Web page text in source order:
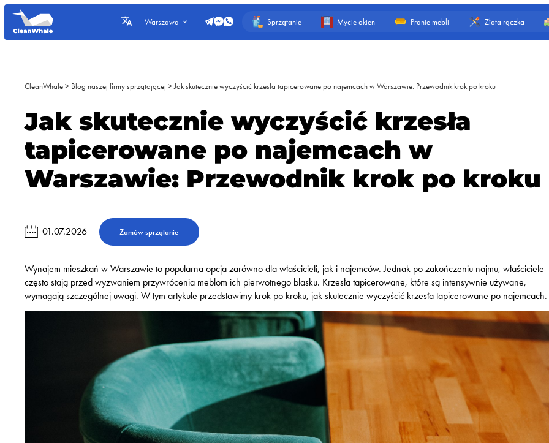
Warszawa Sprzątanie Mycie okien Pranie mebli Złota rączka
CleanWhale > Blog naszej firmy sprzątającej >Jak skutecznie wyczyścić krzesła tapicerowane po najemcach w Warszawie: Przewodnik krok po kroku
Jak skutecznie wyczyścić krzesła
tapicerowane po najemcach w
Warszawie: Przewodnik krok po kroku
01.07.2026 Zamów sprzątanie
Wynajem mieszkań w Warszawie to popularna opcja zarówno dla właścicieli, jak i najemców. Jednak po zakończeniu najmu, właściciele
często stają przed wyzwaniem przywrócenia meblom ich pierwotnego blasku. Krzesła tapicerowane, które są intensywnie używane,
wymagają szczególnej uwagi. W tym artykule przedstawimy krok po kroku, jak skutecznie wyczyścić krzesła tapicerowane po najemcach.